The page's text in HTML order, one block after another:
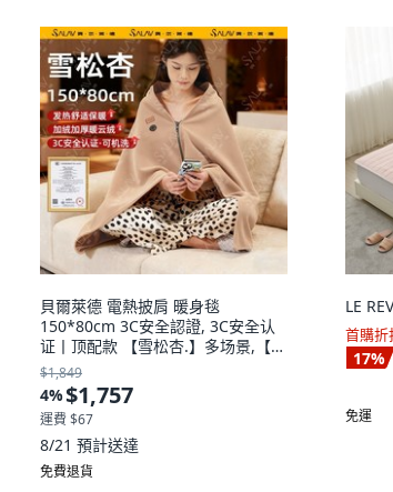
貝爾萊德 電熱披肩 暖身毯
150*80cm 3C安全認證, 3C安全认
证丨顶配款 【雪松杏.】多场景,【贝
尔莱德官方正品.】有证书才用的更
放心, 雪松杏
$1,849
4%$1,757
運費 $67
8/21 預計送達
免費退貨
LE
首購折
17%
免運